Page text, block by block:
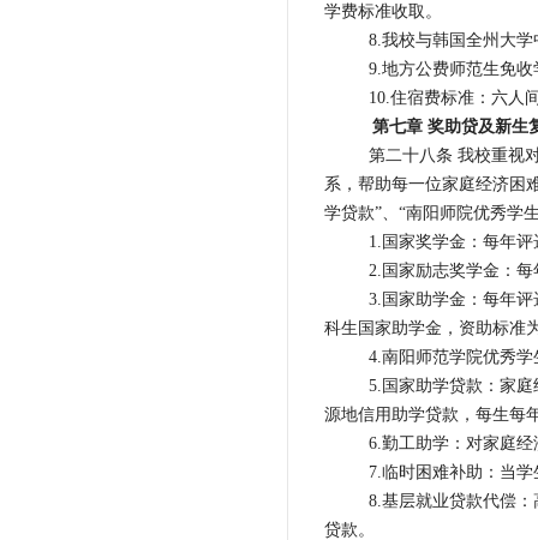
学费标准收取。
8.我校与韩国全州大
9.地方公费师范生免
10.住宿费标准：六人
第七章 奖助贷及新生
第二十八条 我校重视
系，帮助每一位家庭经济困
学贷款”、“南阳师院优秀学
1.国家奖学金：每年
2.国家励志奖学金：
3.国家助学金：每年
科生国家助学金，资助标准
4.南阳师范学院优秀
5.国家助学贷款：家
源地信用助学贷款，每生每
6.勤工助学：对家庭
7.临时困难补助：当
8.基层就业贷款代偿
贷款。